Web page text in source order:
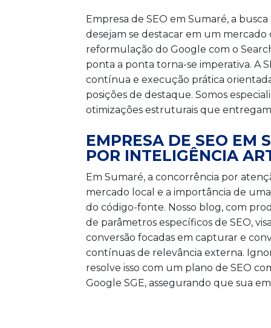
Empresa de SEO em Sumaré, a
desejam se destacar em um mercado
reformulação do Google com o
ponta a ponta torna-se imperativa. A
contínua e execução prática
posições de destaque. Somos
otimizações estruturais que
EMPRESA DE SEO EM
POR INTELIGÊNCIA
Em Sumaré, a concorrência por
mercado local e a importância de
do código-fonte. Nosso blog, com
de parâmetros específicos de SEO,
conversão focadas em capturar e
contínuas de relevância externa.
resolve isso com um plano de SEO
Google SGE, assegurando que sua